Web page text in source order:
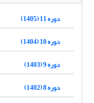
دوره 11 (1405)
دوره 10 (1404)
دوره 9 (1403)
دوره 8 (1402)